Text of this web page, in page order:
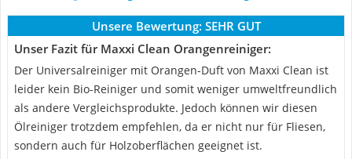
Unsere Bewertung: SEHR GUT
Unser Fazit für Maxxi Clean Orangenreiniger:
Der Universalreiniger mit Orangen-Duft von Maxxi Clean ist
leider kein Bio-Reiniger und somit weniger umweltfreundlich
als andere Vergleichsprodukte. Jedoch können wir diesen
Ölreiniger trotzdem empfehlen, da er nicht nur für Fliesen,
sondern auch für Holzoberflächen geeignet ist.